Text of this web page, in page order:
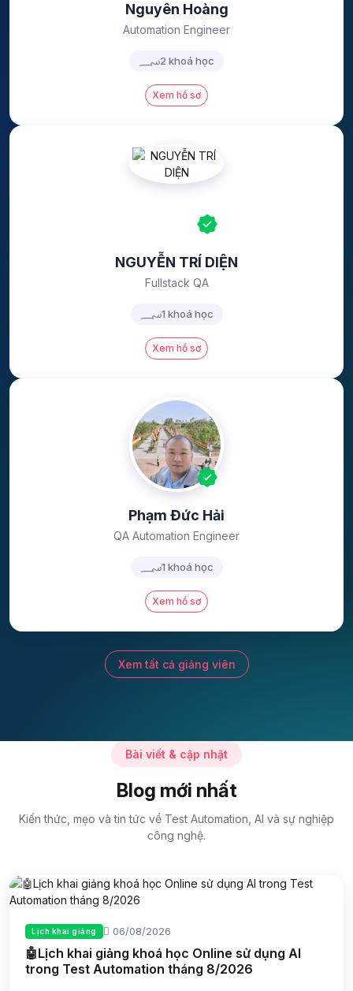
Nguyên Hoàng
Automation Engineer
2 khoá học
Xem hồ sơ
NGUYỄN TRÍ DIỆN
Fullstack QA
1 khoá học
Xem hồ sơ
Phạm Đức Hải
QA Automation Engineer
1 khoá học
Xem hồ sơ
Xem tất cả giảng viên
Bài viết & cập nhật
Blog mới nhất
Kiến thức, mẹo và tin tức về Test Automation, AI và sự nghiệp
công nghệ.
Lịch khai giảng 06/08/2026
🤖Lịch khai giảng khoá học Online sử dụng AI
trong Test Automation tháng 8/2026